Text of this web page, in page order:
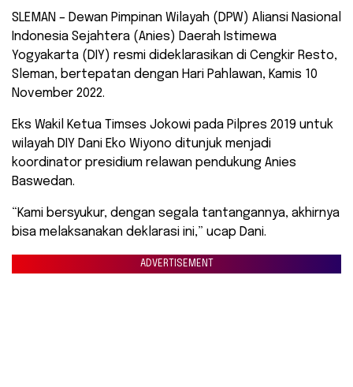
SLEMAN – Dewan Pimpinan Wilayah (DPW) Aliansi Nasional
Indonesia Sejahtera (Anies) Daerah Istimewa
Yogyakarta (DIY) resmi dideklarasikan di Cengkir Resto,
Sleman, bertepatan dengan Hari Pahlawan, Kamis 10
November 2022.
Eks Wakil Ketua Timses Jokowi pada Pilpres 2019 untuk
wilayah DIY Dani Eko Wiyono ditunjuk menjadi
koordinator presidium relawan pendukung Anies
Baswedan.
“Kami bersyukur, dengan segala tantangannya, akhirnya
bisa melaksanakan deklarasi ini,” ucap Dani.
ADVERTISEMENT